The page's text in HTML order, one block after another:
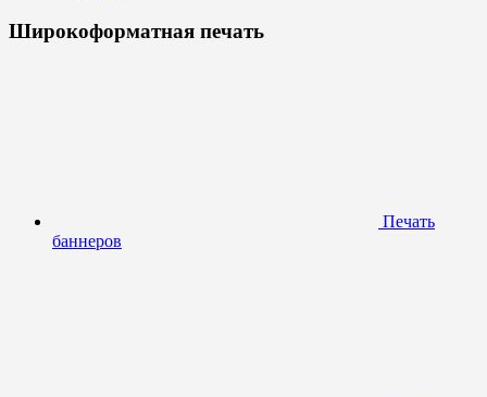
Широкоформатная печать
Печать
баннеров